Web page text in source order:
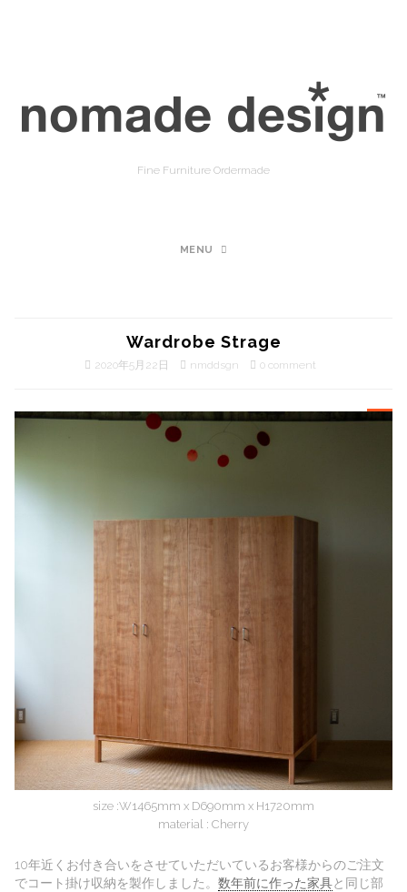
Fine Furniture Ordermade
MENU
Wardrobe Strage
2020年5月22日 nmddsgn 0 comment
size :W1465mm x D690mm x H1720mm
material : Cherry
10年近くお付き合いをさせていただいているお客様からのご注文
でコート掛け収納を製作しました。 数年前に作った家具と同じ部